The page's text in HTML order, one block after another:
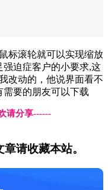
标滚轮就可以实现缩放
强迫症客户的小要求,这
改动的，他说界面看不
需要的朋友可以下载
请分享------
请收藏本站。